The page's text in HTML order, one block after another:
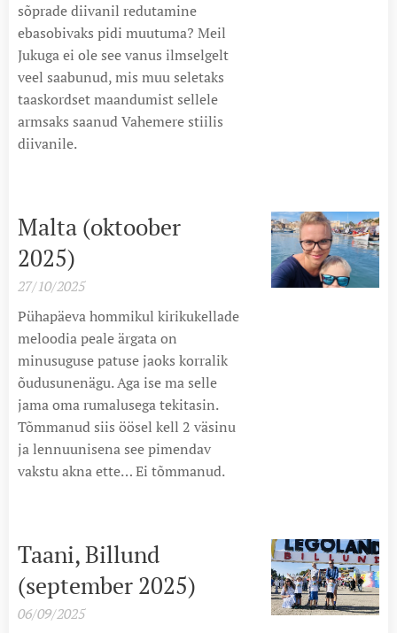
sõprade diivanil redutamine
ebasobivaks pidi muutuma? Meil
Jukuga ei ole see vanus ilmselgelt
veel saabunud, mis muu seletaks
taaskordset maandumist sellele
armsaks saanud Vahemere stiilis
diivanile.
Malta (oktoober
2025)
27/10/2025
Pühapäeva hommikul kirikukellade
meloodia peale ärgata on
minusuguse patuse jaoks korralik
õudusunenägu. Aga ise ma selle
jama oma rumalusega tekitasin.
Tõmmanud siis öösel kell 2 väsinu
ja lennuunisena see pimendav
vakstu akna ette… Ei tõmmanud.
Taani, Billund
(september 2025)
06/09/2025